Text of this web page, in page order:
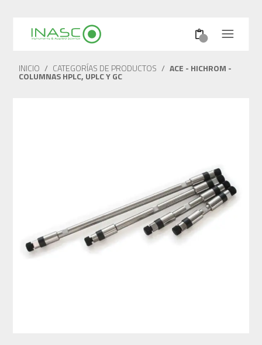
INICIO / CATEGORÍAS DE PRODUCTOS / ACE - HICHROM -
COLUMNAS HPLC, UPLC Y GC